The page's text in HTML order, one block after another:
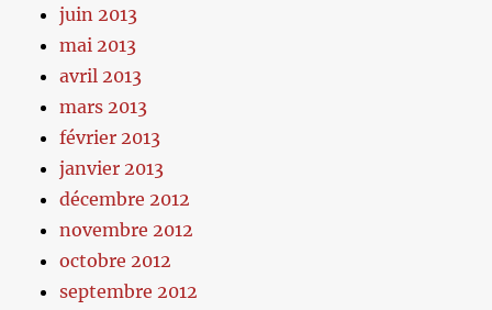
juin 2013
mai 2013
avril 2013
mars 2013
février 2013
janvier 2013
décembre 2012
novembre 2012
octobre 2012
septembre 2012